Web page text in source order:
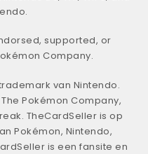
supported, or
Company.
van Nintendo.
Pokémon Company,
TheCardSeller is op
Pokémon, Nintendo,
is een fansite en